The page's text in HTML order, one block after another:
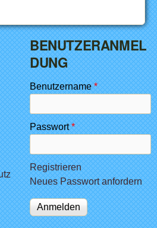
BENUTZERANMEL
DUNG
Benutzername*
Passwort*
Registrieren
Neues Passwort anfordern